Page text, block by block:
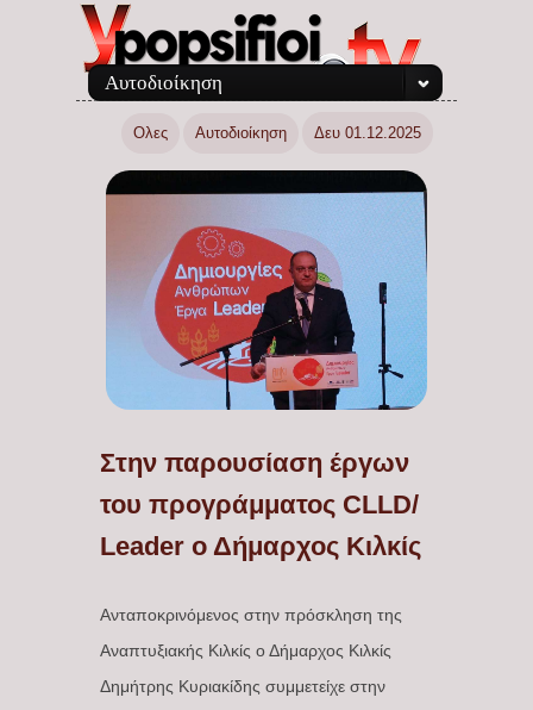
Αυτοδιοίκηση
Ολες Αυτοδιοίκηση Δευ 01.12.2025
Στην παρουσίαση έργων
του προγράμματος CLLD/
Leader ο Δήμαρχος Κιλκίς
Ανταποκρινόμενος στην πρόσκληση της
Αναπτυξιακής Κιλκίς ο Δήμαρχος Κιλκίς
Δημήτρης Κυριακίδης συμμετείχε στην